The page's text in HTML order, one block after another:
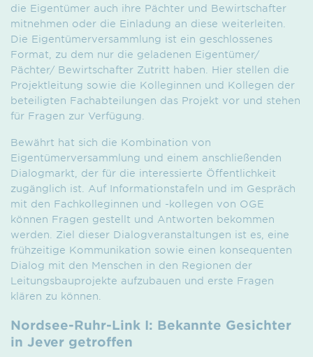
die Eigentümer auch ihre Pächter und Bewirtschafter
mitnehmen oder die Einladung an diese weiterleiten.
Die Eigentümer­versammlung ist ein geschlossenes
Format, zu dem nur die geladenen Eigentümer/
Pächter/ Bewirtschafter Zutritt haben. Hier stellen die
Projektleitung sowie die Kolleginnen und Kollegen der
beteiligten Fachabteilungen das Projekt vor und stehen
für Fragen zur Verfügung.
Bewährt hat sich die Kombination von
Eigentümerversammlung und einem anschließenden
Dialogmarkt, der für die interessierte Öffentlich­keit
zugänglich ist. Auf Informationstafeln und im Gespräch
mit den Fachkolleginnen und -kollegen von OGE
können Fragen gestellt und Antworten bekommen
werden. Ziel dieser Dialogveranstaltungen ist es, eine
frühzeitige Kommunikation sowie einen konsequenten
Dialog mit den Menschen in den Regionen der
Leitungsbauprojekte aufzubauen und erste Fragen
klären zu können.
Nordsee-Ruhr-Link I: Bekannte Gesichter
in Jever getroffen